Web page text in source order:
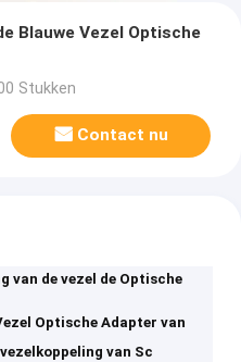
Blauwe Vezel Optische
Stukken
Contact nu
van de vezel de Optische
Optische Adapter van
vezelkoppeling van Sc